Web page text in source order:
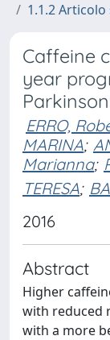
1.1.2 Articolo
Caffeine
year
ERRO,
MARINA;
Marianna;
TERESA;
2016
Abstract
Higher
with reduced
with a more